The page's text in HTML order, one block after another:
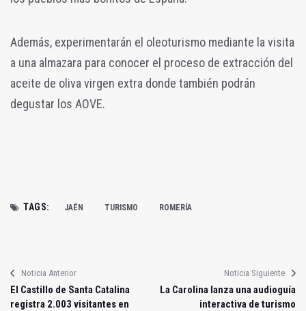
Además, experimentarán el oleoturismo mediante la visita
a una almazara para conocer el proceso de extracción del
aceite de oliva virgen extra donde también podrán
degustar los AOVE.
TAGS: JAÉN TURISMO ROMERÍA
Noticia Anterior
El Castillo de Santa Catalina
registra 2.003 visitantes en
Noticia Siguiente
La Carolina lanza una audioguía
interactiva de turismo